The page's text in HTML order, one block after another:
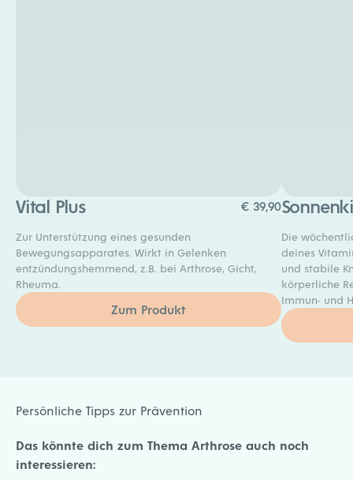
Vital Plus € 39,90
Zur Unterstützung eines gesunden
Bewegungsapparates. Wirkt in Gelenken
entzündungshemmend, z.B. bei Arthrose, Gicht,
Rheuma.
Zum Produkt
Die
deines
und stabile
körperliche
Immun- und
Persönliche Tipps zur Prävention
Das könnte dich zum Thema Arthrose auch noch
interessieren: